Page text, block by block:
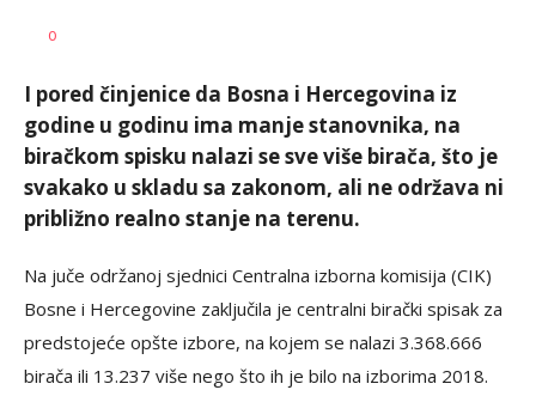
AUTOR
0
I pored činjenice da Bosna i Hercegovina iz
godine u godinu ima manje stanovnika, na
biračkom spisku nalazi se sve više birača, što je
svakako u skladu sa zakonom, ali ne održava ni
približno realno stanje na terenu.
Na juče održanoj sjednici Centralna izborna komisija (CIK)
Bosne i Hercegovine zaključila je centralni birački spisak za
predstojeće opšte izbore, na kojem se nalazi 3.368.666
birača ili 13.237 više nego što ih je bilo na izborima 2018.